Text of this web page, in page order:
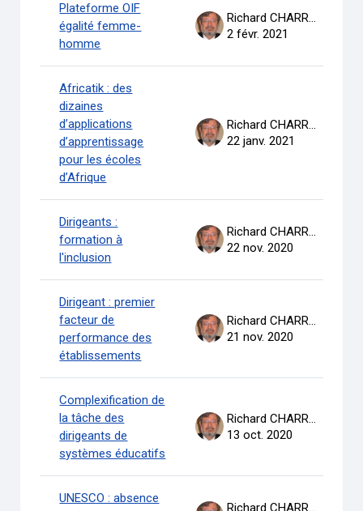
Plateforme OIF
égalité femme-
homme
Richard CHARRON
2 févr. 2021
Africatik : des
dizaines
d’applications
d’apprentissage
pour les écoles
d’Afrique
Richard CHARRON
22 janv. 2021
Dirigeants :
formation à
l'inclusion
Richard CHARRON
22 nov. 2020
Dirigeant : premier
facteur de
performance des
établissements
Richard CHARRON
21 nov. 2020
Complexification de
la tâche des
dirigeants de
systèmes éducatifs
Richard CHARRON
13 oct. 2020
UNESCO : absence
Richard CHARRON